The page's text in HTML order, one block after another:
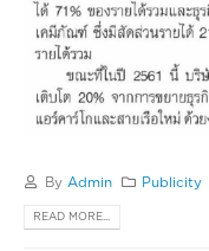
By Admin Publicity
READ MORE...